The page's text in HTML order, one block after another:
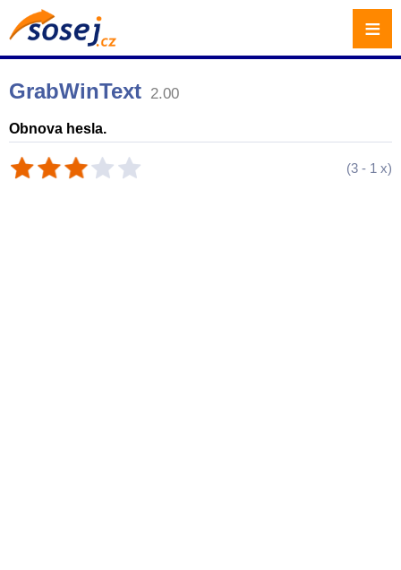
GrabWinText 2.00
Obnova hesla.
(3 - 1 x)
≡